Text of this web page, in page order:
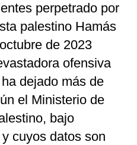
perpetrado por
palestino Hamás
de 2023
ofensiva
dejado más de
el Ministerio de
bajo
cuyos datos son